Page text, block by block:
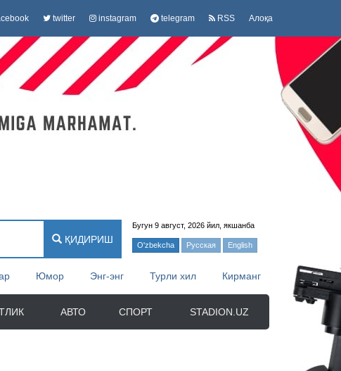
twitter instagram telegram RSS Алоқа
ҚИДИРИШ
Бугун 9 август, 2026 йил, якшанба
O'zbekcha Русская English
Юмор Энг-энг Турли хил Кирманг
АВТО СПОРТ STADION.UZ